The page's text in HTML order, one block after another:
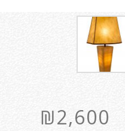
₪2,600